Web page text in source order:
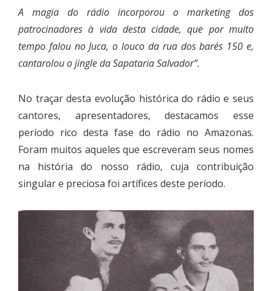
A magia do rádio incorporou o marketing dos
patrocinadores à vida desta cidade, que por muito
tempo falou no Juca, o louco da rua dos barés 150 e,
cantarolou o jingle da Sapataria Salvador”.
No traçar desta evolução histórica do rádio e seus
cantores, apresentadores, destacamos esse
período rico desta fase do rádio no Amazonas.
Foram muitos aqueles que escreveram seus nomes
na história do nosso rádio, cuja contribuição
singular e preciosa foi artífices deste período.